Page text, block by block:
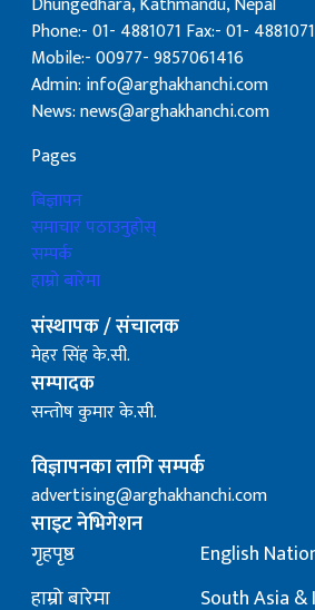
Phone:- 01- 4881071 Fax:- 01- 4881071
Mobile:- 00977- 9857061416
Admin: info@arghakhanchi.com
News: news@arghakhanchi.com
Pages
बिज्ञापन
समाचार पठाउनुहोस्
सम्पर्क
हाम्रो बारेमा
संस्थापक / संचालक
मेहर सिंह के.सी.
सम्पादक
सन्तोष कुमार के.सी.
विज्ञापनका लागि सम्पर्क
advertising@arghakhanchi.com
साइट नेभिगेशन
गृहपृष्ठ
हाम्रो बारेमा
English
South Asia